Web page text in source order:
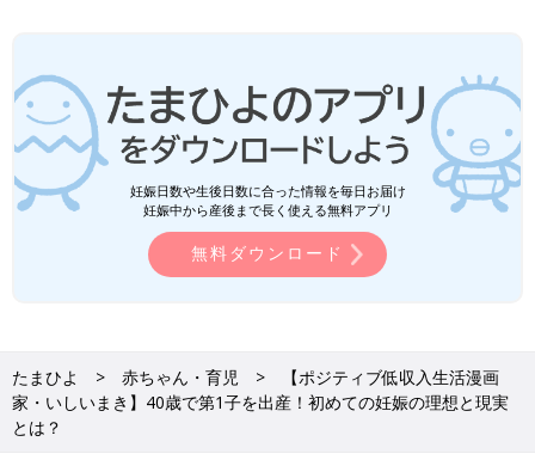
います（笑）
――出産までの流れを教えてください。
いしい 妊娠糖尿病はおなかの赤ちゃんが大きくなりすぎる恐れ
があるからと、計画入院での出産になりました。予定日当日も
陣
がこなかったため、陣痛促進剤を使うことになったのですが、
それでもなかなか陣痛につながらず･･･。翌日になってやっと、
くいきめなかったようで、分娩の途中で麻酔を止めること
に･･･。「無理！もう出産やめます！」とギブアップしそうにな
るくらい、本当に痛くて。最終的には赤ちゃんがうまく出てこら
妊娠日数や生後日数に合った情報を毎日お届け
妊娠中から産後まで長く使える無料アプリ
無料ダウンロード
たまひよ 赤ちゃん・育児
【ポジティブ低収入生活漫画
家・いしいまき】40歳で第1子を出産！初めての妊娠の理想と現実
とは？